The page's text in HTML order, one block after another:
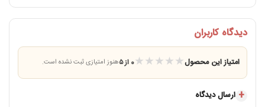
دیدگاه کاربران
امتیاز این محصول ★★★★★ 0 از ۵ هنوز امتیازی ثبت نشده است.
ارسال دیدگاه